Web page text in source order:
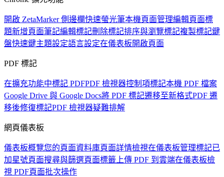
開啟 ZetaMarker 側邊欄快速螢光筆本機頁面管理編輯頁面標
題新增頁面筆記編輯標記刪除標記排序與瀏覽標記複製標記鍵
盤快速鍵主題設定語言設定在儀表板開啟頁面
PDF 標記
在擴充功能中標記 PDFPDF 檢視器控制項標記本機 PDF 檔案
Google Drive 與 Google Docs將 PDF 標記遷移至新格式PDF 遷
移後修復標記PDF 檢視器疑難排解
網頁儀表板
儀表板概覽您的頁面資料庫頁面詳情檢視在儀表板管理標記已
加星號頁面搜尋與篩選頁面標籤 上傳 PDF 到雲端在儀表板檢
視 PDF頁面批次操作